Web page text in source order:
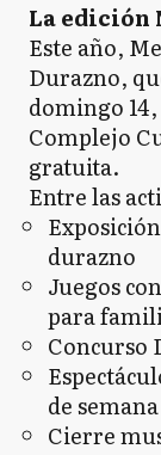
La edición
Este año,
Durazno,
domingo
Complejo
gratuita.
Entre las
durazno
Juegos
para
Concurso
de semana
Cierre